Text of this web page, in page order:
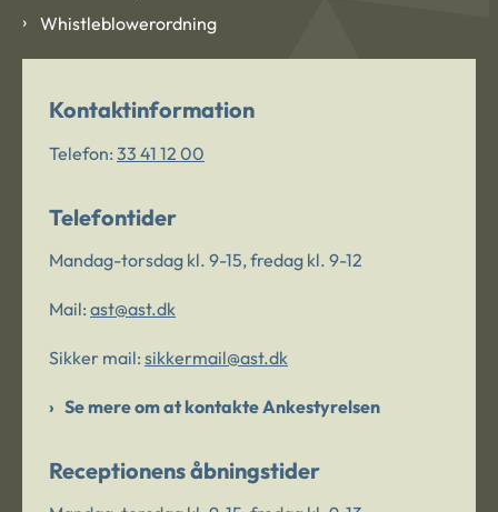
Whistleblowerordning
Kontaktinformation
Telefon: 33 41 12 00
Telefontider
Mandag-torsdag kl. 9-15, fredag kl. 9-12
Mail: ast@ast.dk
Sikker mail: sikkermail@ast.dk
Se mere om at kontakte Ankestyrelsen
Receptionens åbningstider